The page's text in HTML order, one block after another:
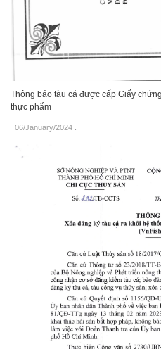
Thông báo tàu cá được cấp Giấy
thực phẩm
06/January/2024